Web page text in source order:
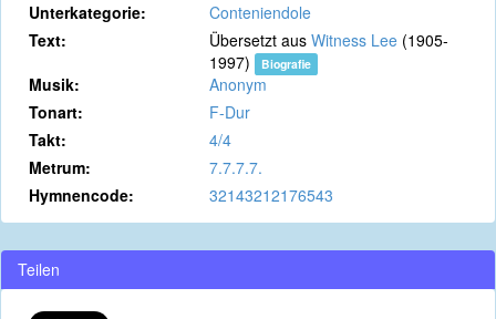
Unterkategorie:
Conteniendole
Text:
Übersetzt aus Witness Lee (1905-
1997)
Biografie
Musik:
Anonym
Tonart:
F-Dur
Takt:
4/4
Metrum:
7.7.7.7.
Hymnencode:
32143212176543
Teilen